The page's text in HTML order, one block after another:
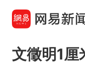
文徵明1厘